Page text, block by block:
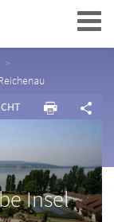
Navigation
Insel